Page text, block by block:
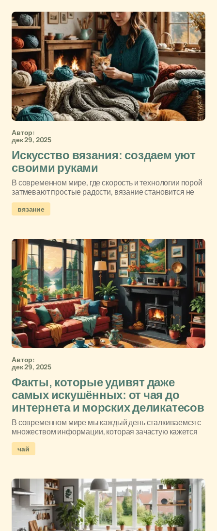
Автор:
дек 29, 2025
Искусство вязания: создаем уют
своими руками
В современном мире, где скорость и технологии порой
затмевают простые радости, вязание становится не
вязание
Автор:
дек 29, 2025
Факты, которые удивят даже
самых искушённых: от чая до
интернета и морских деликатесов
В современном мире мы каждый день сталкиваемся с
множеством информации, которая зачастую кажется
чай